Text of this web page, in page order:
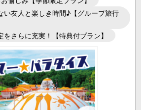
い友人と楽しき時間♪【グループ旅行
さらに充実！【特典付プラン】